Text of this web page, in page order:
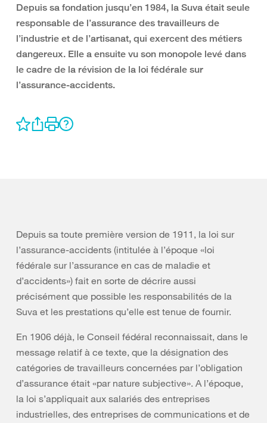
Depuis sa fondation jusqu’en 1984, la Suva était seule
responsable de l’assurance des travailleurs de
l’industrie et de l’artisanat, qui exercent des métiers
dangereux. Elle a ensuite vu son monopole levé dans
le cadre de la révision de la loi fédérale sur
l’assurance-accidents.
Depuis sa toute première version de 1911, la loi sur
l’assurance-accidents (intitulée à l’époque «loi
fédérale sur l’assurance en cas de maladie et
d’accidents») fait en sorte de décrire aussi
précisément que possible les responsabilités de la
Suva et les prestations qu’elle est tenue de fournir.
En 1906 déjà, le Conseil fédéral reconnaissait, dans le
message relatif à ce texte, que la désignation des
catégories de travailleurs concernées par l’obligation
d’assurance était «par nature subjective». A l’époque,
la loi s’appliquait aux salariés des entreprises
industrielles, des entreprises de communications et de